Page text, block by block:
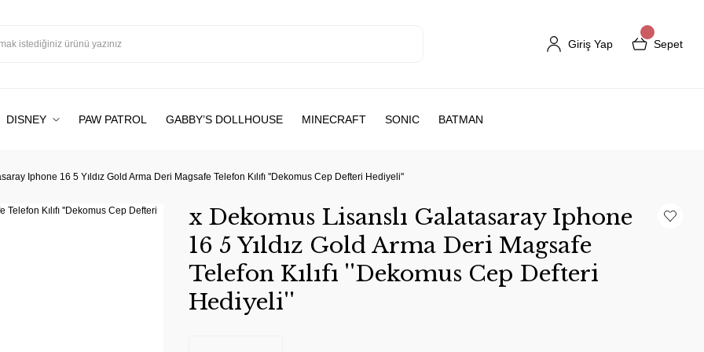
Giriş Yap Sepet
DISNEY PAW PATROL GABBY’S DOLLHOUSE MINECRAFT SONIC BATMAN
Iphone 16 5 Yıldız Gold Arma Deri Magsafe Telefon Kılıfı ''Dekomus Cep Defteri Hediyeli''
x Dekomus Lisanslı Galatasaray Iphone
16 5 Yıldız Gold Arma Deri Magsafe
Telefon Kılıfı ''Dekomus Cep Defteri
Hediyeli''